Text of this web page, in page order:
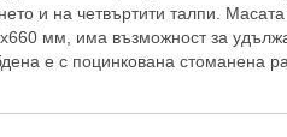
и на четвъртити талпи.
мм, има възможност за
е с поцинкована стоманена